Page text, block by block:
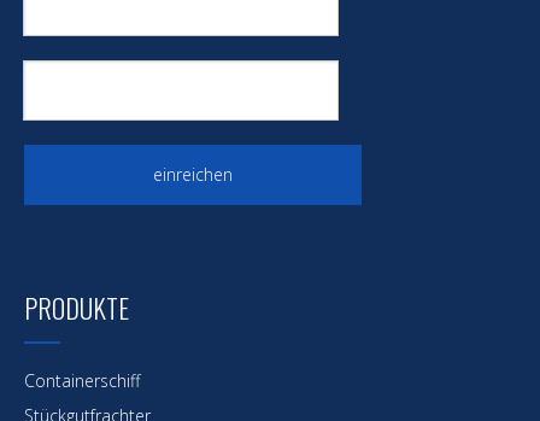
einreichen
PRODUKTE
Containerschiff
Stückgutfrachter